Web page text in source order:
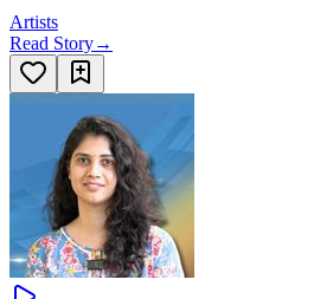
Artists
Read Story→